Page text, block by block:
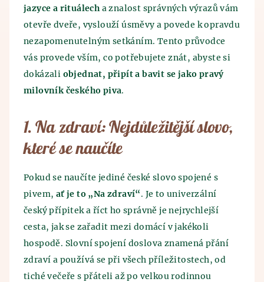
Kontakt
jazyce a rituálech a znalost správných výrazů vám
otevře dveře, vyslouží úsměvy a povede k opravdu
nezapomenutelným setkáním. Tento průvodce
vás provede vším, co potřebujete znát, abyste si
dokázali objednat, připít a bavit se jako pravý
milovník českého piva.
1. Na zdraví: Nejdůležitější slovo,
které se naučíte
Pokud se naučíte jediné české slovo spojené s
pivem, ať je to „Na zdraví“. Je to univerzální
český přípitek a říct ho správně je nejrychlejší
cesta, jak se zařadit mezi domácí v jakékoli
hospodě. Slovní spojení doslova znamená přání
zdraví a používá se při všech příležitostech, od
tiché večeře s přáteli až po velkou rodinnou
na lidský organismus znali i staří Číňané a
Egypťané. Historie výroby piva sahá až do 7.
objevili staří Sumerové. Vypěstované obilí špatně
uskladnili a tím byl vynalezen princip kvašení.
Spojení piva a lázní je oficiálně známo z dob
středověku, kdy bylo z pramenů zjištěno tehdejší
Již v této době objevili preventivní účinky pivních
lázní a pivních koupelí.
staří Sumerové. Právě metoda výroby piva započala
ve špatném skladování obilí, které pěstovali. Obilí
bylo skladováno v hliněných nádobách, do kterých
natekla voda a tím byl objeven princip kvašení.
Průběh výroby se po staletí nezměnil - vše začíná
mletím sladu a následným vařením piva. Mladina se
pivní polotovar se uloží do pivních tanků, kde pivo
leží a zraje. Po ležení a zrání piva následuje
křemelinová a mikrobiologická filtrace. Zde už
procedurách se pivo stáčí a expeduje se.